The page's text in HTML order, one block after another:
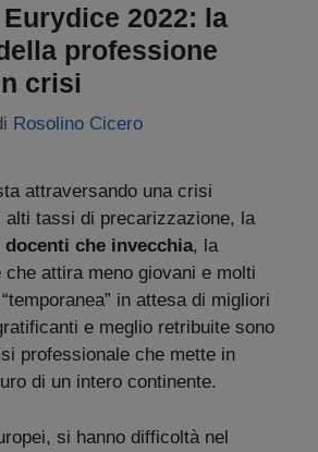
2022: la
professione
crisi
Rosolino Cicero
attraversando una crisi
alti tassi di precarizzazione, la
che invecchia, la
che attira meno giovani e molti
in attesa di migliori
e meglio retribuite sono
professionale che mette in
di un intero continente.
si hanno difficoltà nel